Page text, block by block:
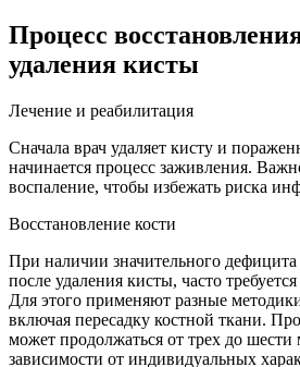
Процесс
удаления кисты
Лечение и реабилитация
Сначала врач удаляет кисту и
начинается процесс заживления.
воспаление, чтобы избежать риска
Восстановление кости
При наличии значительного дефицита
после удаления кисты, часто
Для этого применяют разные
включая пересадку костной ткани.
может продолжаться от трех до шести
зависимости от индивидуальных